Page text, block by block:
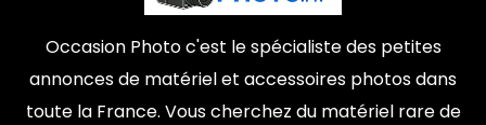
Occasion Photo c'est le spécialiste des petites
annonces de matériel et accessoires photos dans
toute la France. Vous cherchez du matériel rare de